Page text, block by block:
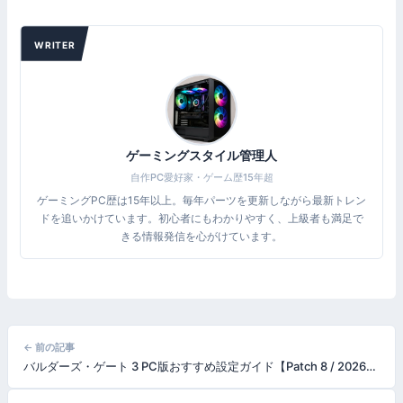
WRITER
ゲーミングスタイル管理人
自作PC愛好家・ゲーム歴15年超
ゲーミングPC歴は15年以上。毎年パーツを更新しながら最新トレン
ドを追いかけています。初心者にもわかりやすく、上級者も満足で
きる情報発信を心がけています。
投
稿
← 前の記事
バルダーズ・ゲート 3 PC版おすすめ設定ガイド【Patch 8 / 2026年版】｜Act 3 FPS改善はCPU設定が鍵——DX11/Vulkan選択・Dynamic Crowds・DLSS/FSR 2.2